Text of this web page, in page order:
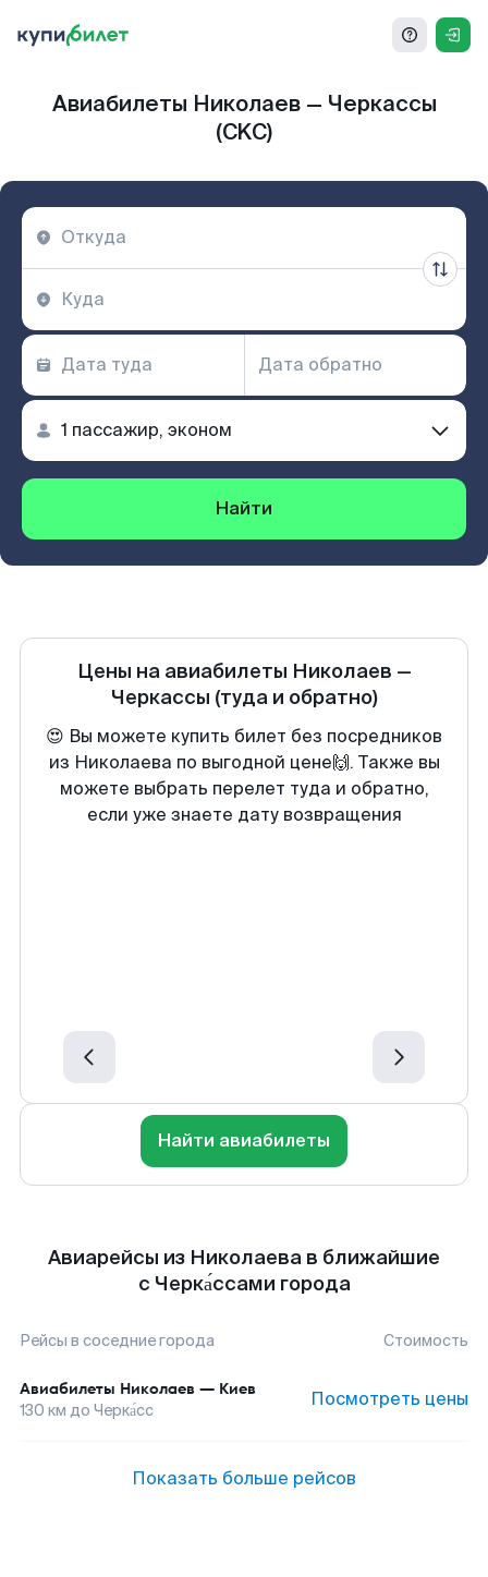
Авиабилеты Николаев — Черкассы
(CKC)
Найти
Цены на авиабилеты Николаев —
Черкассы (туда и обратно)
😍 Вы можете купить билет без посредников
из Николаева по выгодной цене🙌. Также вы
можете выбрать перелет туда и обратно,
если уже знаете дату возвращения
Найти авиабилеты
Авиарейсы из Николаева в ближайшие
с Черка́ссами города
Рейсы в соседние города Стоимость
Авиабилеты Николаев — Киев
130 км до Черка́сс Посмотреть цены
Показать больше рейсов